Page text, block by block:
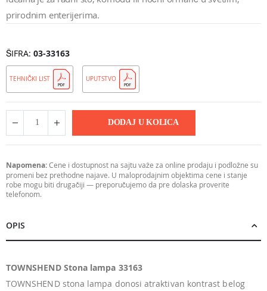
prirodnim enterijerima.
ŠIFRA 03-33163
TEHNIČKI LIST UPUTSTVO
DODAJ U KOLICA
Napomena:Cene i dostupnost na sajtu važe za online prodaju i podložne su
promeni bez prethodne najave. U maloprodajnim objektima cene i stanje
robe mogu biti drugačiji — preporučujemo da pre dolaska proverite
telefonom.
OPIS
TOWNSHEND Stona lampa 33163
TOWNSHEND stona lampa donosi atraktivan kontrast belog